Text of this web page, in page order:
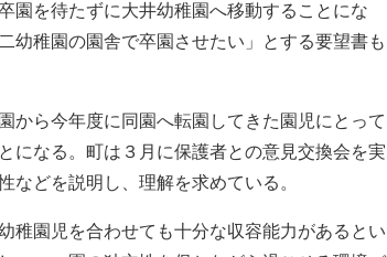
園を待たずに大井幼稚園へ移動することにな
幼稚園の園舎で卒園させたい」とする要望書も
ら今年度に同園へ転園してきた園児にとって
になる。町は３月に保護者との意見交換会を実
などを説明し、理解を求めている。
園児を合わせても十分な収容能力があるとい